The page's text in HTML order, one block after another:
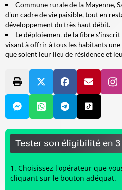
Commune rurale de la Mayenne,
d'un cadre de vie paisible, tout en
développement du très haut débit.
Le déploiement de la fibre
visant à offrir à tous les habitants
que soient leur lieu de résidence et
Tester son éligibilité en
Choisissez l'opérateur que
cliquant sur le bouton adéquat.